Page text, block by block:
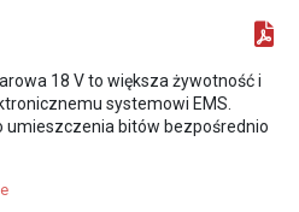
18 V to większa żywotność i
systemowi EMS.
umieszczenia bitów bezpośrednio